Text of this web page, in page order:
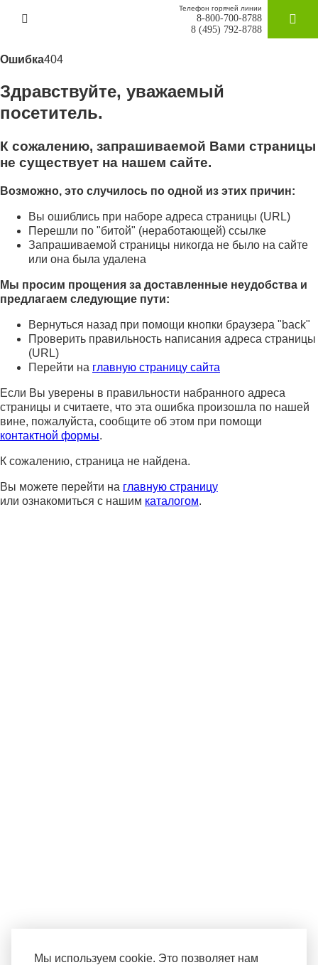
Телефон горячей линии
8-800-700-8788
8 (495) 792-8788
Ошибка404
Здравствуйте, уважаемый
посетитель.
К сожалению, запрашиваемой Вами страницы
не существует на нашем сайте.
Возможно, это случилось по одной из этих причин:
Вы ошиблись при наборе адреса страницы (URL)
Перешли по "битой" (неработающей) ссылке
Запрашиваемой страницы никогда не было на сайте
или она была удалена
Мы просим прощения за доставленные неудобства и
предлагаем следующие пути:
Вернуться назад при помощи кнопки браузера "back"
Проверить правильность написания адреса страницы
(URL)
Перейти на главную страницу сайта
Если Вы уверены в правильности набранного адреса
страницы и считаете, что эта ошибка произошла по нашей
вине, пожалуйста, сообщите об этом при помощи
контактной формы.
К сожалению, страница не найдена.
Вы можете перейти на главную страницу
или ознакомиться с нашим каталогом.
Мы используем cookie. Это позволяет нам